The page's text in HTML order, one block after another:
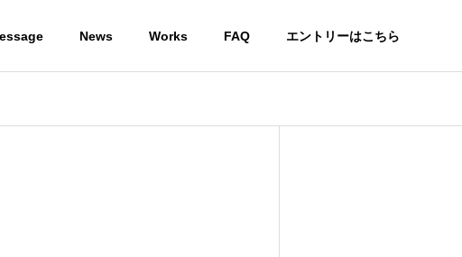
News Works FAQ エントリーはこちら